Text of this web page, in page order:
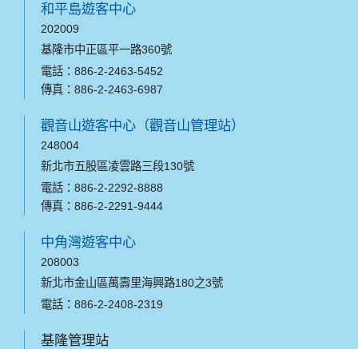
和平島遊客中心
202009
基隆市中正區平一路360號
電話：886-2-2463-5452
傳真：886-2-2463-6987
觀音山遊客中心（觀音山管理站）
248004
新北市五股區凌雲路三段130號
電話：886-2-2292-8888
傳真：886-2-2291-9444
中角灣遊客中心
208003
新北市金山區萬壽里海興路180之3號
電話：886-2-2408-2319
基隆管理站